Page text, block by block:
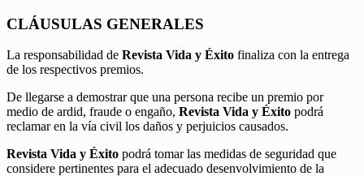
CLÁUSULAS GENERALES
La responsabilidad de Revista Vida y Éxito finaliza con la entrega
de los respectivos premios.
De llegarse a demostrar que una persona recibe un premio por
medio de ardid, fraude o engaño, Revista Vida y Éxito podrá
reclamar en la vía civil los daños y perjuicios causados.
Revista Vida y Éxito podrá tomar las medidas de seguridad que
considere pertinentes para el adecuado desenvolvimiento de la